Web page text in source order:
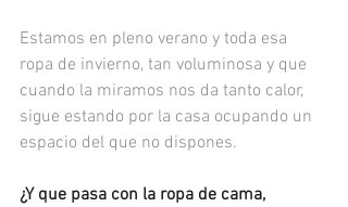
Estamos en pleno verano y toda esa
ropa de invierno, tan voluminosa y que
cuando la miramos nos da tanto calor,
sigue estando por la casa ocupando un
espacio del que no dispones.
¿Y que pasa con la ropa de cama,